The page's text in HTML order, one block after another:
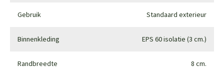
Gebruik Standaard exterieur
Binnenkleding EPS 60 isolatie (3 cm.)
Randbreedte 8 cm.